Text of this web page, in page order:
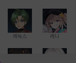
레녹스 레니